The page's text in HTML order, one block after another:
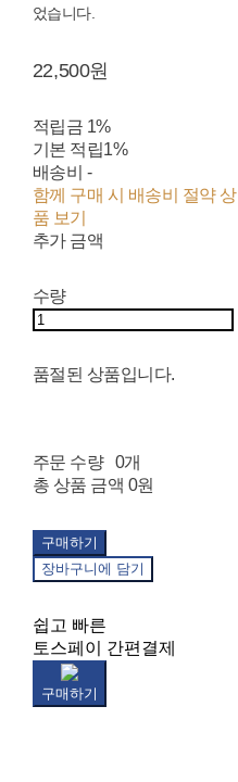
었습니다.
22,500원
적립금 1%
기본 적립1%
배송비 -
함께 구매 시 배송비 절약 상
품 보기
추가 금액
수량
품절된 상품입니다.
주문 수량
0개
총 상품 금액 0원
구매하기
장바구니에 담기
쉽고 빠른
토스페이 간편결제
구매하기